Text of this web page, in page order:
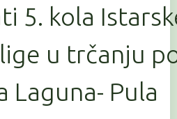
5. kola
u trčanju
Laguna- Pula